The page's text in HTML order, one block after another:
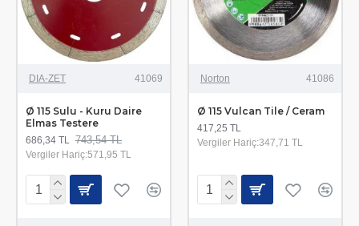
DIA-ZET 41069
Ø 115 Sulu - Kuru Daire
Elmas Testere
686,34 TL 743,54 TL
Vergiler Hariç:571,95 TL
Norton 41086
Ø 115 Vulcan Tile / Ceram
417,25 TL
Vergiler Hariç:347,71 TL